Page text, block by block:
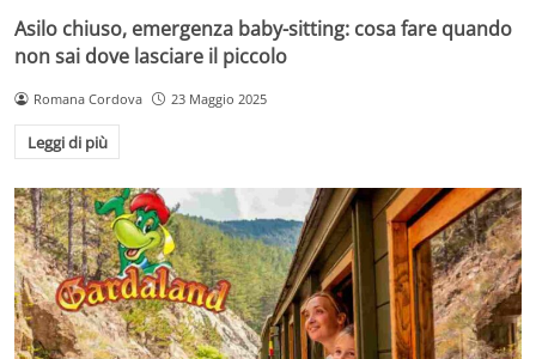
Asilo chiuso, emergenza baby-sitting: cosa fare quando
non sai dove lasciare il piccolo
Romana Cordova 23 Maggio 2025
Leggi di più